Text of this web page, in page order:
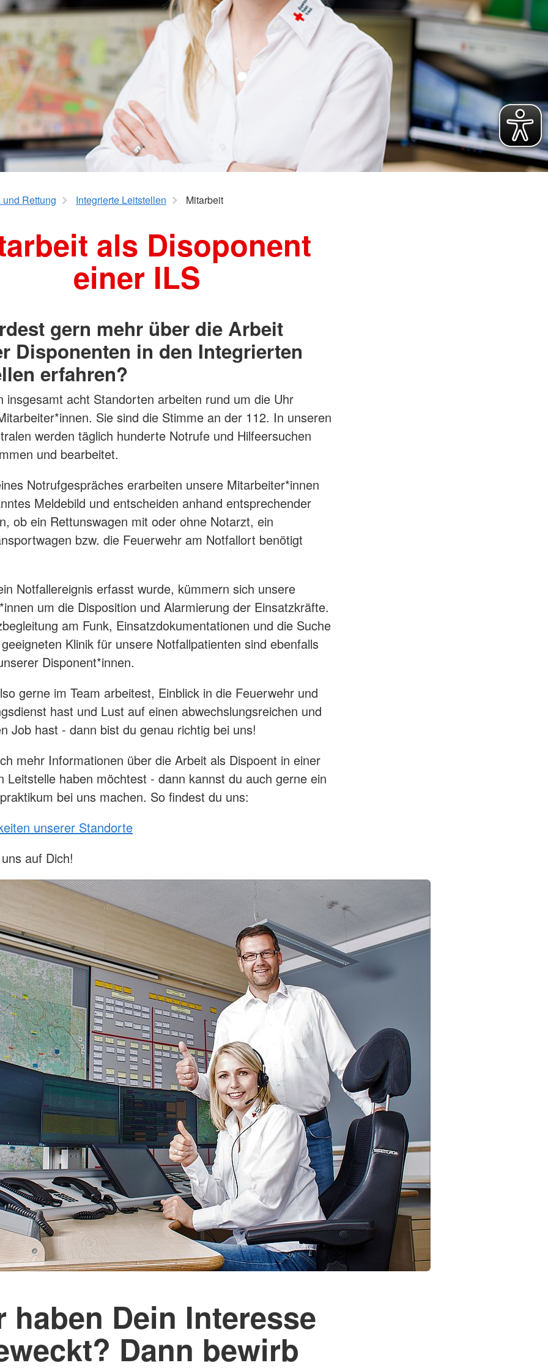
Erholung
Erkrankungen
Unterstützungsangebote
psychisch hochbelastete
Geflüchtete
Weitere Projekte
Veröffentlichungen
Suchdienst
Suchdienst
Rettungsdienst
Integrierte Leitstellen
Fachdienste der Bereitschaften
Wasserwacht
Bergwacht
Bayerisches Zentrum für
besondere Einsatzlagen
Rettung Integrierte Leitstellen Mitarbeit
als Disoponent
einer ILS
gern mehr über die Arbeit
Disponenten in den Integrierten
erfahren?
insgesamt acht Standorten arbeiten rund um die Uhr
Sie sind die Stimme an der 112. In unseren
werden täglich hunderte Notrufe und Hilfeersuchen
und bearbeitet.
Notrufgespräches erarbeiten unsere Mitarbeiter*innen
Meldebild und entscheiden anhand entsprechender
ob ein Rettunswagen mit oder ohne Notarzt, ein
bzw. die Feuerwehr am Notfallort benötigt
Notfallereignis erfasst wurde, kümmern sich unsere
um die Disposition und Alarmierung der Einsatzkräfte.
am Funk, Einsatzdokumentationen und die Suche
Klinik für unsere Notfallpatienten sind ebenfalls
Disponent*innen.
gerne im Team arbeitest, Einblick in die Feuerwehr und
hast und Lust auf einen abwechslungsreichen und
Job hast - dann bist du genau richtig bei uns!
mehr Informationen über die Arbeit als Dispoent in einer
Leitstelle haben möchtest - dann kannst du auch gerne ein
bei uns machen. So findest du uns:
unserer Standorte
auf Dich!
haben Dein Interesse
Dann bewirb